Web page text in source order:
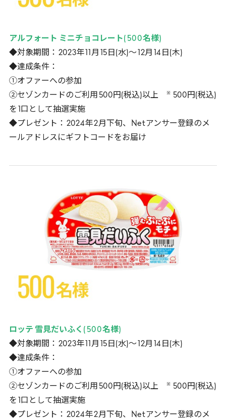
アルフォート ミニチョコレート( 500名様)
◆対象期間： 2023年11 月 15 日(水)～12月 14 日(木)
◆達成条件：
①オファーへの参加
②セゾンカードのご利用 500円(税込)以上 ※ 500円(税込)
を 1 口として抽選実施
◆プレゼント： 2024年2月下旬、 Netアンサー登録のメ
ールアドレスにギフトコードをお届け
ロッテ 雪見だいふく( 500名様)
◆対象期間： 2023年 11月 15 日(水)～ 12月 14 日(木)
◆達成条件：
①オファーへの参加
②セゾンカードのご利用 500円(税込)以上 ※ 500円(税込)
を 1口として抽選実施
◆プレゼント： 2024年2月下旬、 Net アンサー登録のメ